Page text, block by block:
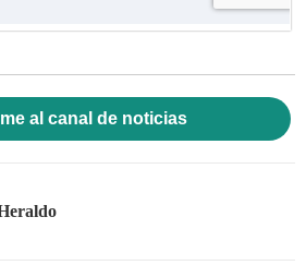
al canal de noticias